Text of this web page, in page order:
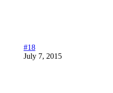
#18
July 7, 2015